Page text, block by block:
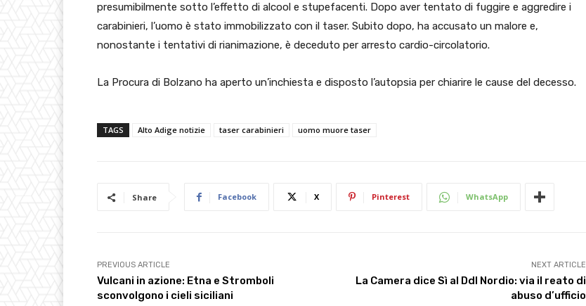
presumibilmente sotto l’effetto di alcool e stupefacenti. Dopo aver tentato di fuggire e aggredire i
carabinieri, l’uomo è stato immobilizzato con il taser. Subito dopo, ha accusato un malore e,
nonostante i tentativi di rianimazione, è deceduto per arresto cardio-circolatorio.
La Procura di Bolzano ha aperto un’inchiesta e disposto l’autopsia per chiarire le cause del decesso.
TAGS Alto Adige notizie taser carabinieri uomo muore taser
Share Facebook X Pinterest WhatsApp
PREVIOUS ARTICLE
Vulcani in azione: Etna e Stromboli
sconvolgono i cieli siciliani
NEXT ARTICLE
La Camera dice Sì al Ddl Nordio: via il reato di
abuso d’ufficio